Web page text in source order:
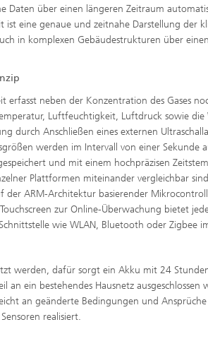
Daten über einen längeren Zeitraum
ist eine genaue und zeitnahe Darstellung der
in komplexen Gebäudestrukturen über
erfasst neben der Konzentration des Gases
Luftfeuchtigkeit, Luftdruck sowie
durch Anschließen eines externen
werden im Intervall von einer Sekunde
und mit einem hochpräzisen
Plattformen miteinander vergleichbar
der ARM-Architektur basierender
zur Online-Überwachung bietet
wie WLAN, Bluetooth oder Zigbee
werden, dafür sorgt ein Akku mit 24
ein bestehendes Hausnetz ausgeschlossen
an geänderte Bedingungen und
realisiert.